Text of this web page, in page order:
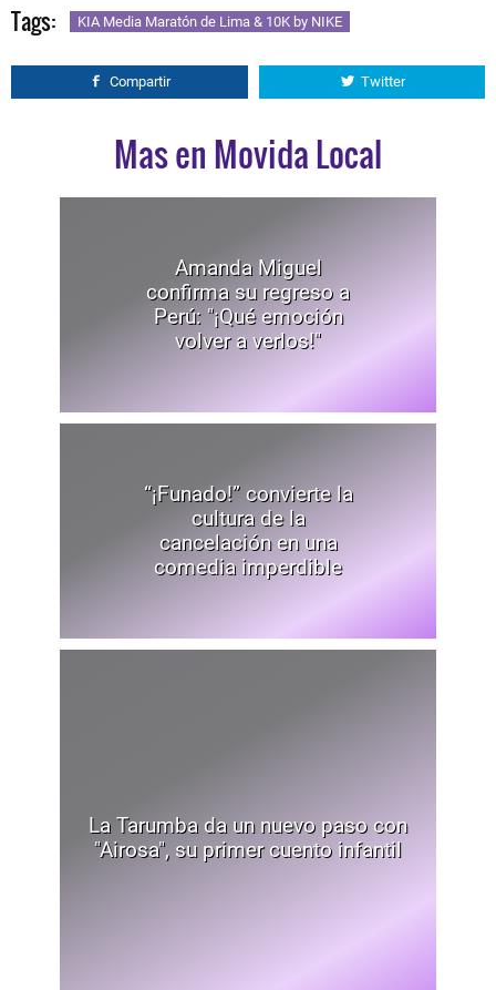
Tags: KIA Media Maratón de Lima & 10K by NIKE
Compartir Twitter
Mas en Movida Local
Amanda Miguel
confirma su regreso a
Perú: "¡Qué emoción
volver a verlos!"
“¡Funado!” convierte la
cultura de la
cancelación en una
comedia imperdible
La Tarumba da un nuevo paso con
"Airosa", su primer cuento infantil